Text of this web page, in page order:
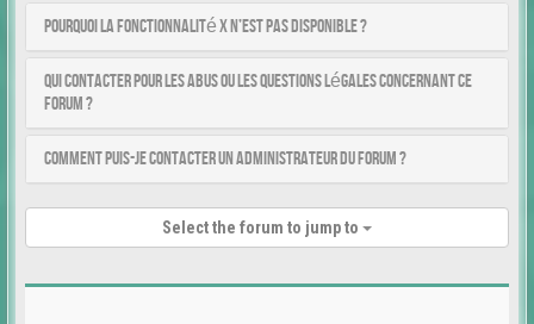
Pourquoi la fonctionnalité X n’est pas disponible ?
Qui contacter pour les abus ou les questions légales concernant ce
forum ?
Comment puis-je contacter un administrateur du forum ?
Select the forum to jump to